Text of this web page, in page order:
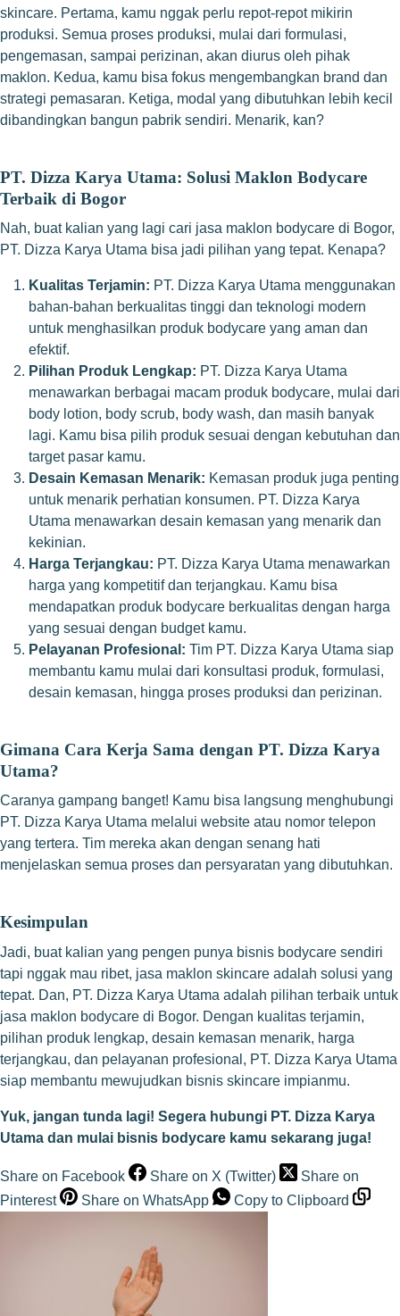
skincare. Pertama, kamu nggak perlu repot-repot mikirin
produksi. Semua proses produksi, mulai dari formulasi,
pengemasan, sampai perizinan, akan diurus oleh pihak
maklon. Kedua, kamu bisa fokus mengembangkan brand dan
strategi pemasaran. Ketiga, modal yang dibutuhkan lebih kecil
dibandingkan bangun pabrik sendiri. Menarik, kan?
PT. Dizza Karya Utama: Solusi Maklon Bodycare
Terbaik di Bogor
Nah, buat kalian yang lagi cari jasa maklon bodycare di Bogor,
PT. Dizza Karya Utama bisa jadi pilihan yang tepat. Kenapa?
Kualitas Terjamin: PT. Dizza Karya Utama menggunakan
bahan-bahan berkualitas tinggi dan teknologi modern
untuk menghasilkan produk bodycare yang aman dan
efektif.
Pilihan Produk Lengkap: PT. Dizza Karya Utama
menawarkan berbagai macam produk bodycare, mulai dari
body lotion, body scrub, body wash, dan masih banyak
lagi. Kamu bisa pilih produk sesuai dengan kebutuhan dan
target pasar kamu.
Desain Kemasan Menarik: Kemasan produk juga penting
untuk menarik perhatian konsumen. PT. Dizza Karya
Utama menawarkan desain kemasan yang menarik dan
kekinian.
Harga Terjangkau: PT. Dizza Karya Utama menawarkan
harga yang kompetitif dan terjangkau. Kamu bisa
mendapatkan produk bodycare berkualitas dengan harga
yang sesuai dengan budget kamu.
Pelayanan Profesional: Tim PT. Dizza Karya Utama siap
membantu kamu mulai dari konsultasi produk, formulasi,
desain kemasan, hingga proses produksi dan perizinan.
Gimana Cara Kerja Sama dengan PT. Dizza Karya
Utama?
Caranya gampang banget! Kamu bisa langsung menghubungi
PT. Dizza Karya Utama melalui website atau nomor telepon
yang tertera. Tim mereka akan dengan senang hati
menjelaskan semua proses dan persyaratan yang dibutuhkan.
Kesimpulan
Jadi, buat kalian yang pengen punya bisnis bodycare sendiri
tapi nggak mau ribet, jasa maklon skincare adalah solusi yang
tepat. Dan, PT. Dizza Karya Utama adalah pilihan terbaik untuk
jasa maklon bodycare di Bogor. Dengan kualitas terjamin,
pilihan produk lengkap, desain kemasan menarik, harga
terjangkau, dan pelayanan profesional, PT. Dizza Karya Utama
siap membantu mewujudkan bisnis skincare impianmu.
Yuk, jangan tunda lagi! Segera hubungi PT. Dizza Karya
Utama dan mulai bisnis bodycare kamu sekarang juga!
Share on Facebook Share on X (Twitter)
Share on
Pinterest
Share on WhatsApp Copy to Clipboard